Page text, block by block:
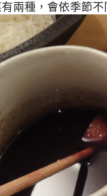
兩種，會依季節